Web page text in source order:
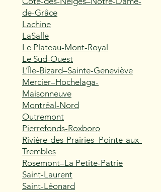
de-Grâce
Lachine
LaSalle
Le Plateau-Mont-Royal
Le Sud-Ouest
L’Île-Bizard–Sainte-Geneviève
Mercier–Hochelaga-
Maisonneuve
Montréal-Nord
Outremont
Pierrefonds-Roxboro
Rivière-des-Prairies–Pointe-aux-
Trembles
Rosemont–La Petite-Patrie
Saint-Laurent
Saint-Léonard